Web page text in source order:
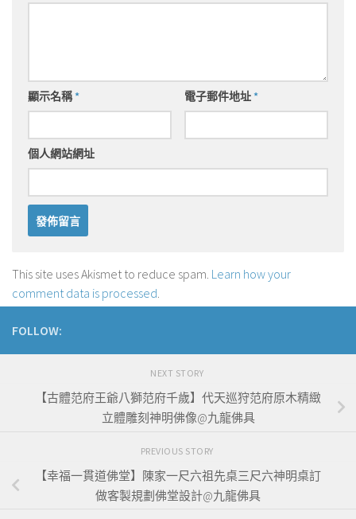
顯示名稱* 電子郵件地址*
個人網站網址
This site uses Akismet to reduce spam. Learn how your
comment data is processed.
FOLLOW:
NEXT STORY
【古體范府王爺八獅范府千歲】代天巡狩范府原木精緻
立體雕刻神明佛像@九龍佛具
PREVIOUS STORY
【幸福一貫道佛堂】陳家一尺六祖先桌三尺六神明桌訂
做客製規劃佛堂設計@九龍佛具